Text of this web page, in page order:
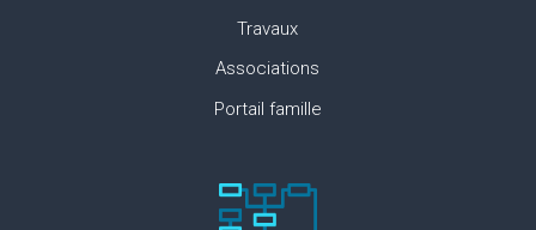
Travaux
Associations
Portail famille